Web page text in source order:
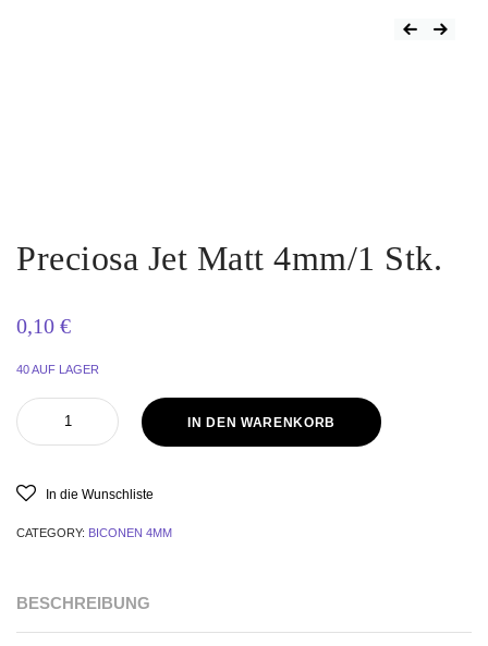
Preciosa Jet Matt 4mm/1 Stk.
0,10 €
40 AUF LAGER
Preciosa
Jet
Matt
Stk.
quantity
IN DEN WARENKORB
In die Wunschliste
CATEGORY: BICONEN 4MM
BESCHREIBUNG